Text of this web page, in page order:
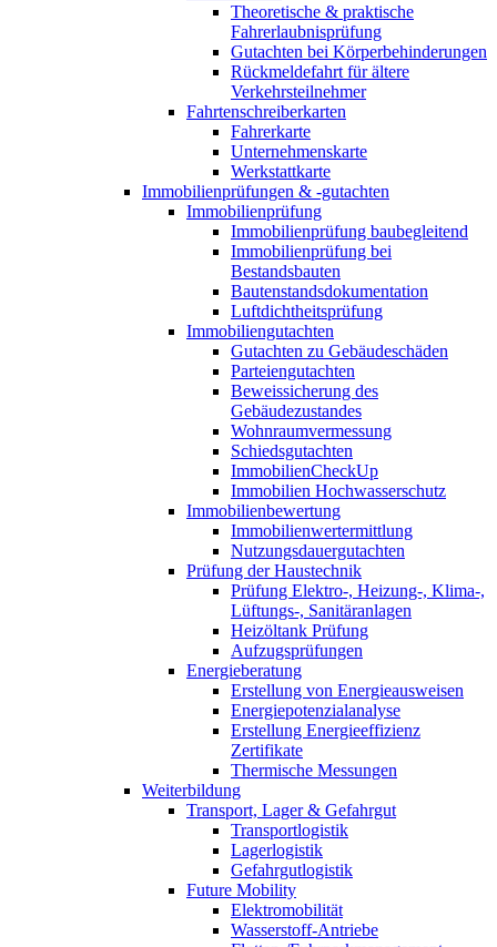
Theoretische & praktische
Fahrerlaubnisprüfung
Gutachten bei Körperbehinderungen
Rückmeldefahrt für ältere
Verkehrsteilnehmer
Fahrtenschreiberkarten
Fahrerkarte
Unternehmenskarte
Werkstattkarte
Immobilienprüfungen & -gutachten
Immobilienprüfung
Immobilienprüfung baubegleitend
Immobilienprüfung bei
Bestandsbauten
Bautenstandsdokumentation
Luftdichtheitsprüfung
Immobiliengutachten
Gutachten zu Gebäudeschäden
Parteiengutachten
Beweissicherung des
Gebäudezustandes
Wohnraumvermessung
Schiedsgutachten
ImmobilienCheckUp
Immobilien Hochwasserschutz
Immobilienbewertung
Immobilienwertermittlung
Nutzungsdauergutachten
Prüfung der Haustechnik
Prüfung Elektro-, Heizung-, Klima-,
Lüftungs-, Sanitäranlagen
Heizöltank Prüfung
Aufzugsprüfungen
Energieberatung
Erstellung von Energieausweisen
Energiepotenzialanalyse
Erstellung Energieeffizienz
Zertifikate
Thermische Messungen
Weiterbildung
Transport, Lager & Gefahrgut
Transportlogistik
Lagerlogistik
Gefahrgutlogistik
Future Mobility
Elektromobilität
Wasserstoff-Antriebe